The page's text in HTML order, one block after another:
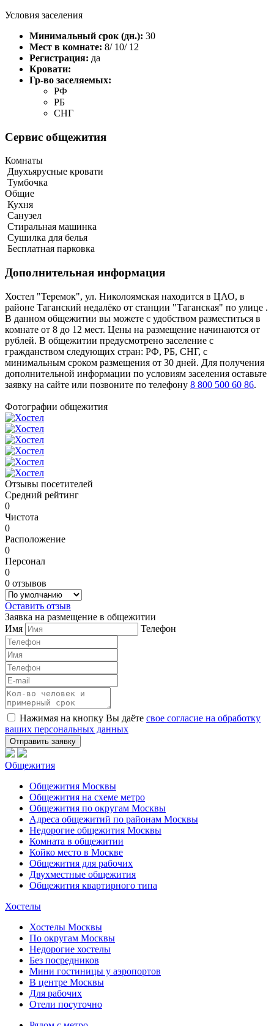
Условия заселения
Минимальный срок (дн.): 30
Мест в комнате: 8/ 10/ 12
Регистрация: да
Кровати:
Гр-во заселяемых:
РФ
РБ
СНГ
Сервис общежития
Комнаты
Двухъярусные кровати
Тумбочка
Общие
Кухня
Санузел
Стиральная машинка
Сушилка для белья
Бесплатная парковка
Дополнительная информация
Хостел "Теремок", ул. Николоямская находится в ЦАО, в
районе Таганский недалёко от станции "Таганская" по улице .
В данном общежитии вы можете с удобством разместиться в
комнате от 8 до 12 мест. Цены на размещение начинаются от
рублей. В общежитии предусмотрено заселение с
гражданством следующих стран: РФ, РБ, СНГ, с
минимальным сроком размещения от 30 дней. Для получения
дополнительной информации по условиям заселения оставьте
заявку на сайте или позвоните по телефону 8 800 500 60 86.
Фотографии общежития
Отзывы посетителей
Средний рейтинг
0
Чистота
0
Расположение
0
Персонал
0
0 отзывов
Оставить отзыв
Заявка на размещение в общежитии
Имя
Телефон
Нажимая на кнопку Вы даёте свое согласие на обработку
ваших персональных данных
Общежития
Общежития Москвы
Общежития на схеме метро
Общежития по округам Москвы
Адреса общежитий по районам Москвы
Недорогие общежития Москвы
Комната в общежитии
Койко место в Москве
Общежития для рабочих
Двухместные общежития
Общежития квартирного типа
Хостелы
Хостелы Москвы
По округам Москвы
Недорогие хостелы
Без посредников
Мини гостиницы у аэропортов
В центре Москвы
Для рабочих
Отели посуточно